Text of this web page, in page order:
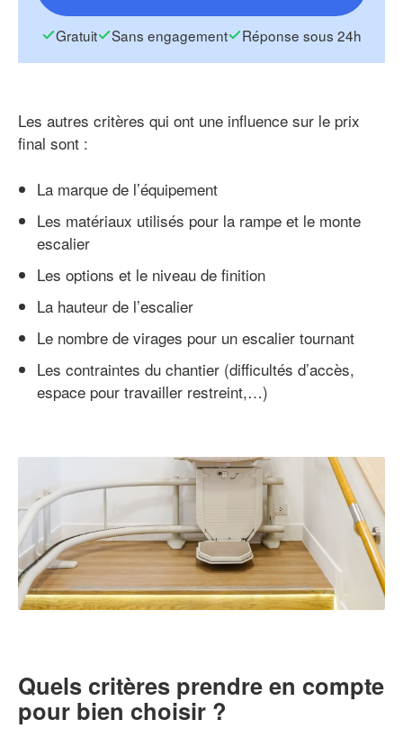
Gratuit Sans engagement Réponse sous 24h
Les autres critères qui ont une influence sur le prix
final sont :
La marque de l’équipement
Les matériaux utilisés pour la rampe et le monte
escalier
Les options et le niveau de finition
La hauteur de l’escalier
Le nombre de virages pour un escalier tournant
Les contraintes du chantier (difficultés d’accès,
espace pour travailler restreint,…)
Quels critères prendre en compte
pour bien choisir ?